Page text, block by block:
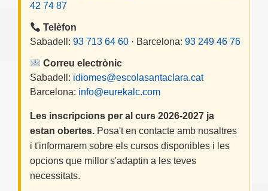
42 74 87
Telèfon
Sabadell: 93 713 64 60 · Barcelona: 93 249 46 76
Correu electrònic
Sabadell: idiomes@escolasantaclara.cat
Barcelona: info@eurekalc.com
Les inscripcions per al curs 2026-2027 ja
estan obertes. Posa't en contacte amb nosaltres
i t'informarem sobre els cursos disponibles i les
opcions que millor s'adaptin a les teves
necessitats.